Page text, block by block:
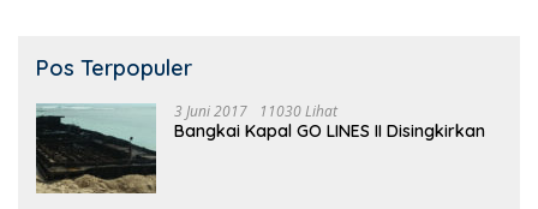
Pos Terpopuler
3 Juni 2017 11030 Lihat
Bangkai Kapal GO LINES II Disingkirkan